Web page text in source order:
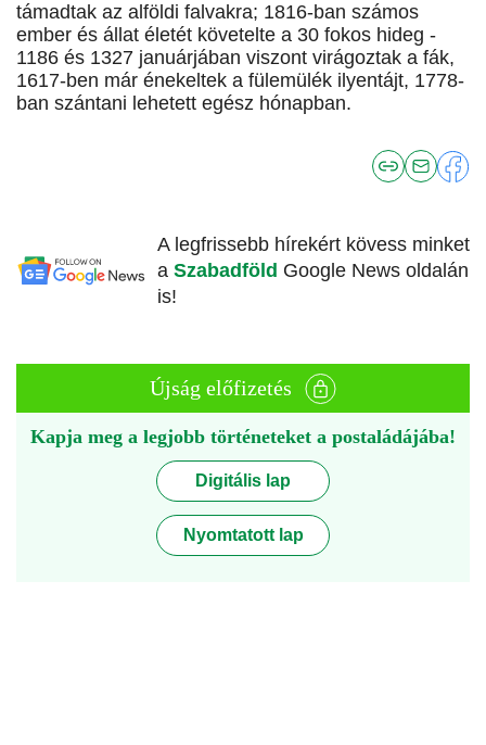
támadtak az alföldi falvakra; 1816-ban számos
ember és állat életét követelte a 30 fokos hideg -
1186 és 1327 januárjában viszont virágoztak a fák,
1617-ben már énekeltek a fülemülék ilyentájt, 1778-
ban szántani lehetett egész hónapban.
A legfrissebb hírekért kövess minket
a Szabadföld Google News oldalán
is!
Újság előfizetés
Kapja meg a legjobb történeteket a postaládájába!
Digitális lap
Nyomtatott lap